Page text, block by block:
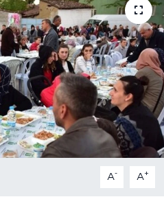
A- A+